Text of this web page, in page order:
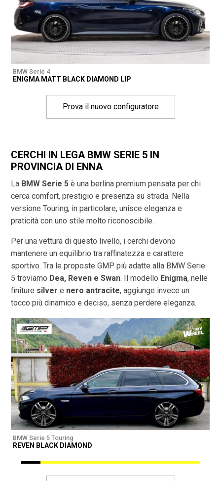
BMW Serie 4
ENIGMA MATT BLACK DIAMOND LIP
Prova il nuovo configuratore
CERCHI IN LEGA BMW SERIE 5 IN
PROVINCIA DI ENNA
La BMW Serie 5 è una berlina premium pensata per chi
cerca comfort, prestigio e presenza su strada. Nella
versione Touring, in particolare, unisce eleganza e
praticità con uno stile molto riconoscibile.
Per una vettura di questo livello, i cerchi devono
mantenere un equilibrio tra raffinatezza e carattere
sportivo. Tra le proposte GMP più adatte alla BMW Serie
5 troviamo Dea, Reven e Swan. Il modello Enigma, nelle
finiture silver e nero antracite, aggiunge invece un
tocco più dinamico e deciso, senza perdere eleganza.
BMW Serie 5 Touring
REVEN BLACK DIAMOND